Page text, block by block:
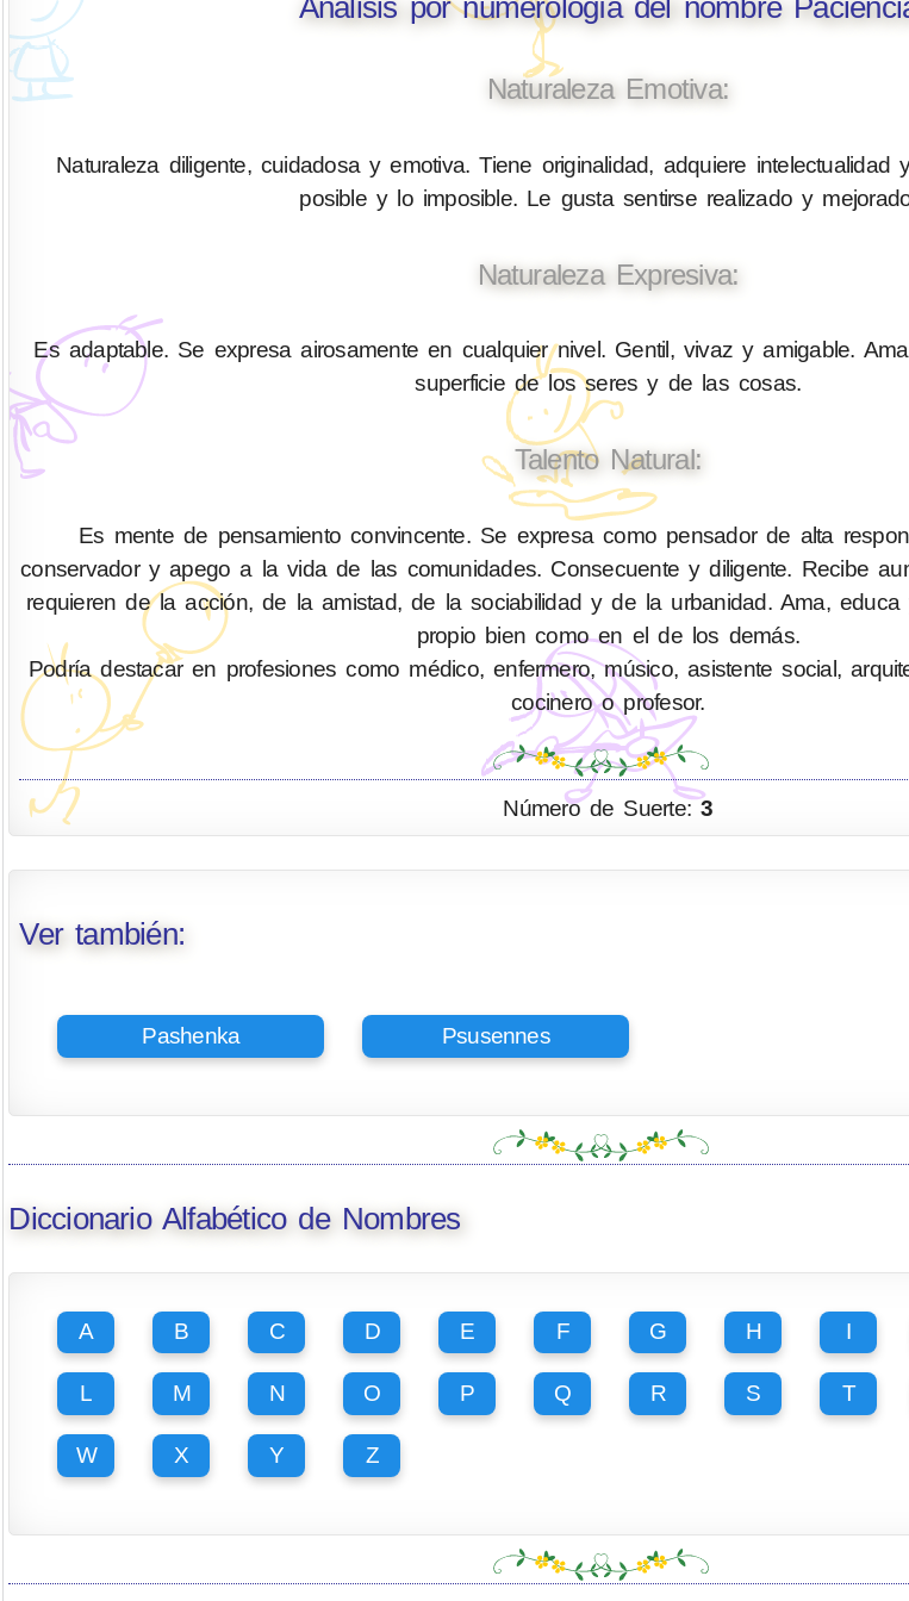
Análisis por numerología del nombre
Naturaleza Emotiva:
Naturaleza diligente, cuidadosa y emotiva. Tiene originalidad, adquiere intelectualidad
posible y lo imposible. Le gusta sentirse realizado y
Naturaleza Expresiva:
Es adaptable. Se expresa airosamente en cualquier nivel. Gentil, vivaz y amigable.
superficie de los seres y de las cosas.
Talento Natural:
Es mente de pensamiento convincente. Se expresa como pensador de alta
conservador y apego a la vida de las comunidades. Consecuente y diligente. Recibe
requieren de la acción, de la amistad, de la sociabilidad y de la urbanidad. Ama,
propio bien como en el de los demás.
Podría destacar en profesiones como médico, enfermero, músico, asistente social,
cocinero o profesor.
Número de Suerte:3
Ver también:
Pashenka Psusennes
Diccionario Alfabético de Nombres
A B C D E F G H I
L M N O P Q R S T
W X Y Z